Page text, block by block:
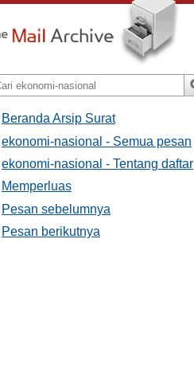
Beranda Arsip Surat
ekonomi-nasional - Semua pesan
ekonomi-nasional - Tentang daftar
Memperluas
Pesan sebelumnya
Pesan berikutnya